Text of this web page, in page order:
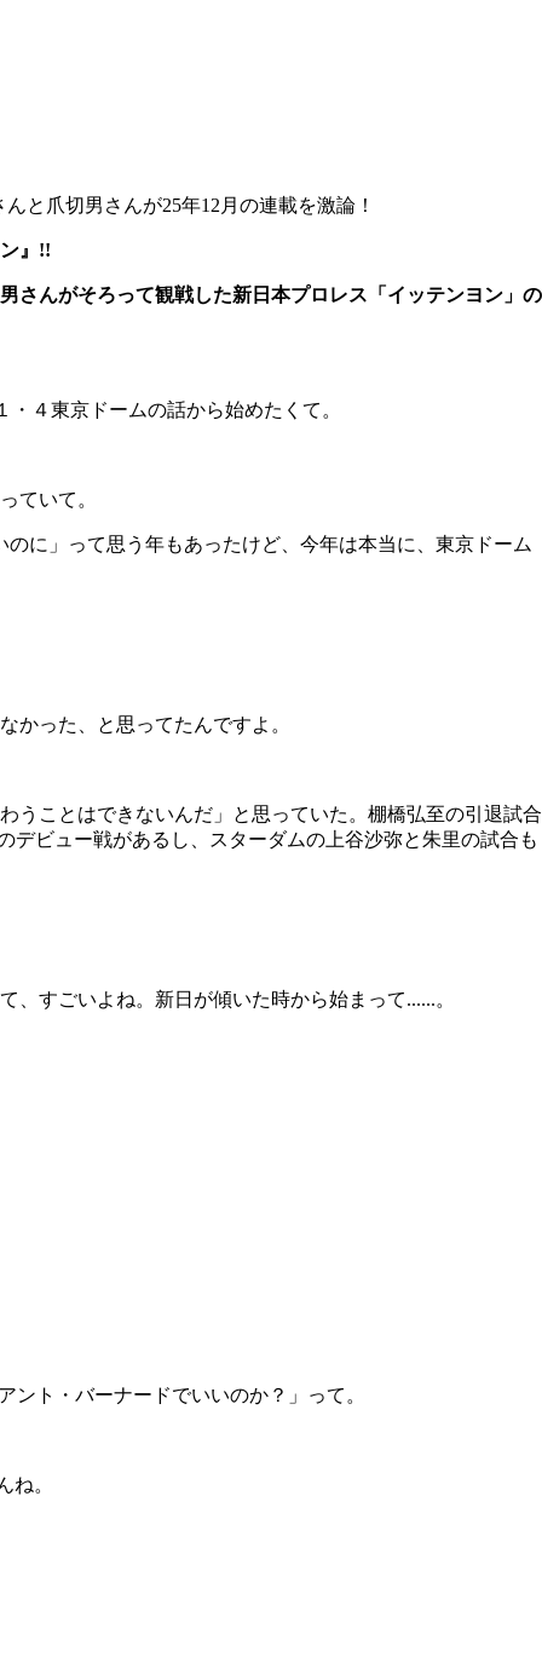
と爪切男さんが25年12月の連載を激論！
』!!
さんがそろって観戦した新日本プロレス「イッテンヨン」の
４東京ドームの話から始めたくて。
ていて。
に」って思う年もあったけど、今年は本当に、東京ドーム
った、と思ってたんですよ。
ことはできないんだ」と思っていた。棚橋弘至の引退試合
デビュー戦があるし、スターダムの上谷沙弥と朱里の試合も
すごいよね。新日が傾いた時から始まって......。
ント・バーナードでいいのか？」って。
ね。